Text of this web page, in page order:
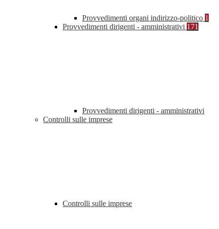
Provvedimenti organi indirizzo-politico 1
Provvedimenti dirigenti - amministrativi 171
Provvedimenti dirigenti - amministrativi
Controlli sulle imprese
Controlli sulle imprese